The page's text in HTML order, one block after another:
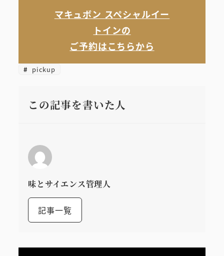
マキュボン スペシャルイー
トインの
ご予約はこちらから
pickup
この記事を書いた人
味とサイエンス管理人
記事一覧